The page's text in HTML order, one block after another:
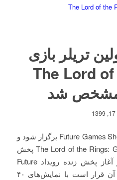
تریلر بازی
The Lord
قرار است به زودی رویداد Future Games Show برگزار شود و
در آن نمایشی از بازی The Lord of the Rings: Gollum پخش
شود. هفته‌ آینده باید منتظر آغاز پخش زنده‌ رویداد Future
Games Show باشیم که در‌ آن قرار است با نمایش‌های ۴۰